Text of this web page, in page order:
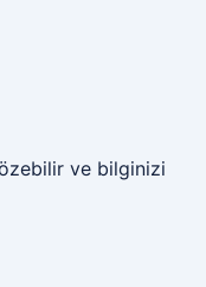
ve bilginizi